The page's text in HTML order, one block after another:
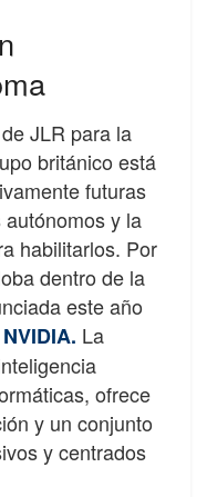
JLR para la
británico está
futuras
y la
habilitarlos. Por
dentro de la
este año
La
ofrece
y un conjunto
y centrados